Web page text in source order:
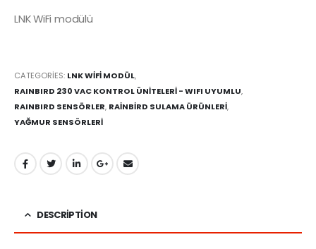
LNK WiFi modülü
CATEGORIES: LNK WİFİ MODÜL,
RAINBIRD 230 VAC KONTROL ÜNİTELERİ - WIFI UYUMLU,
RAINBIRD SENSÖRLER, RAİNBİRD SULAMA ÜRÜNLERİ,
YAĞMUR SENSÖRLERİ
DESCRIPTION